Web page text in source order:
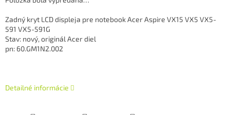
Zadný kryt LCD displeja pre notebook Acer Aspire VX15 VX5 VX5-
591 VX5-591G
Stav: nový, originál Acer diel
pn: 60.GM1N2.002
Detailné informácie